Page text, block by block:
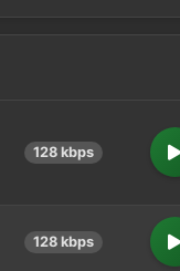
128 kbps
128 kbps